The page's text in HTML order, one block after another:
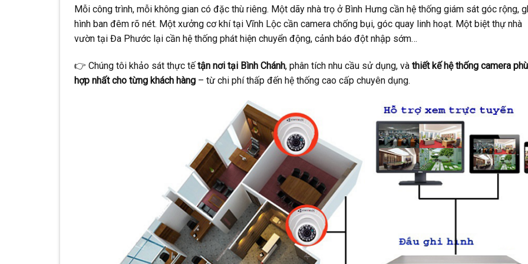
Mỗi công trình, mỗi không gian có đặc thù riêng. Một dãy nhà trọ ở Bình Hưng cần hệ thống giám sát góc rộng,
hình ban đêm rõ nét. Một xưởng cơ khí tại Vĩnh Lộc cần camera chống bụi, góc quay linh hoạt. Một biệt thự nhà
vườn tại Đa Phước lại cần hệ thống phát hiện chuyển động, cảnh báo đột nhập sớm…
👉 Chúng tôi khảo sát thực tếtận nơi tại Bình Chánh, phân tích nhu cầu sử dụng, và thiết kế hệ thống camera phù
hợp nhất cho từng khách hàng – từ chi phí thấp đến hệ thống cao cấp chuyên dụng.